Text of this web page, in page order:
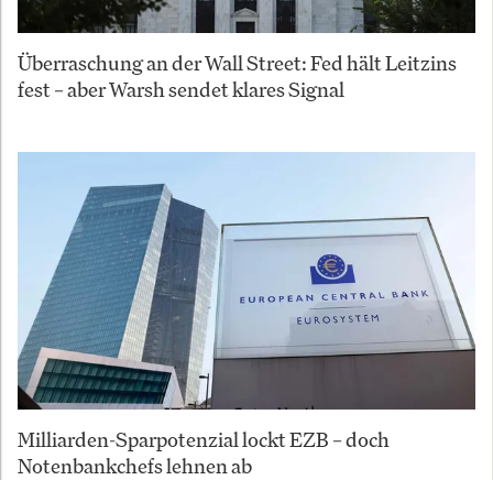
Überraschung an der Wall Street: Fed hält Leitzins
fest – aber Warsh sendet klares Signal
Milliarden-Sparpotenzial lockt EZB – doch
Notenbankchefs lehnen ab